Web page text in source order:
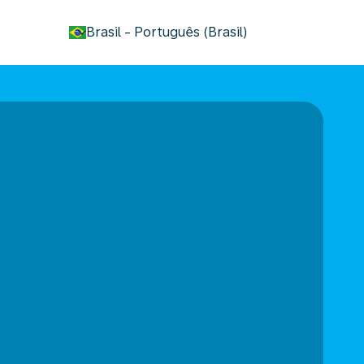
Brasil - Português (Brasil)
keyboard_arrow_down